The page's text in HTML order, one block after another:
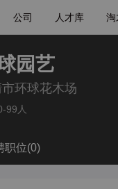
公司 人才库 淘
园艺
环球花木场
99人
职位(0)